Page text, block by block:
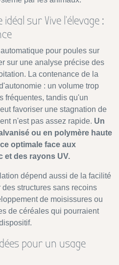
sur Vive l’élevage :
pour poules sur
sur une analyse précise des
La contenance de la
: un volume trop
fréquentes, tandis qu'un
favoriser une stagnation de
n'est pas assez rapide. Un
ou en polymère haute
optimale face aux
et des rayons UV.
dépend aussi de la facilité
structures sans recoins
de moisissures ou
de céréales qui pourraient
pour un usage